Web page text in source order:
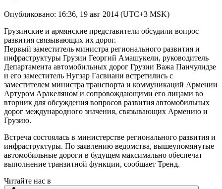
Опубликовано: 16:36, 19 авг 2014 (UTC+3 MSK)
Грузинские и армянские представители обсудили вопрос
развития связывающих их дорог.
Первый заместитель министра регионального развития и
инфраструктуры Грузии Георгий Амашукели, руководитель
Департамента автомобильных дорог Грузии Важа Панчулидзе
и его заместитель Нугзар Гасвиани встретились с
заместителем министра транспорта и коммуникаций Армении
Артуром Аракеляном и сопровождающими его лицами во
вторник для обсуждения вопросов развития автомобильных
дорог международного значения, связывающих Армению и
Грузию.
Встреча состоялась в министерстве регионального развития и
инфраструктуры. По заявлению ведомства, вышеупомянутые
автомобильные дороги в будущем максимально обеспечат
выполнение транзитной функции, сообщает Тренд.
Читайте нас в